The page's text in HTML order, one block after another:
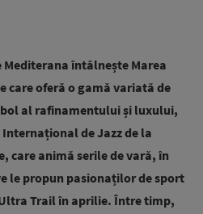
întâlnește Marea
care oferă o gamă variată de
al rafinamentului și luxului,
de Jazz de la
care animă serile de vară, în
le propun pasionaților de sport
Trail în aprilie. Între timp,